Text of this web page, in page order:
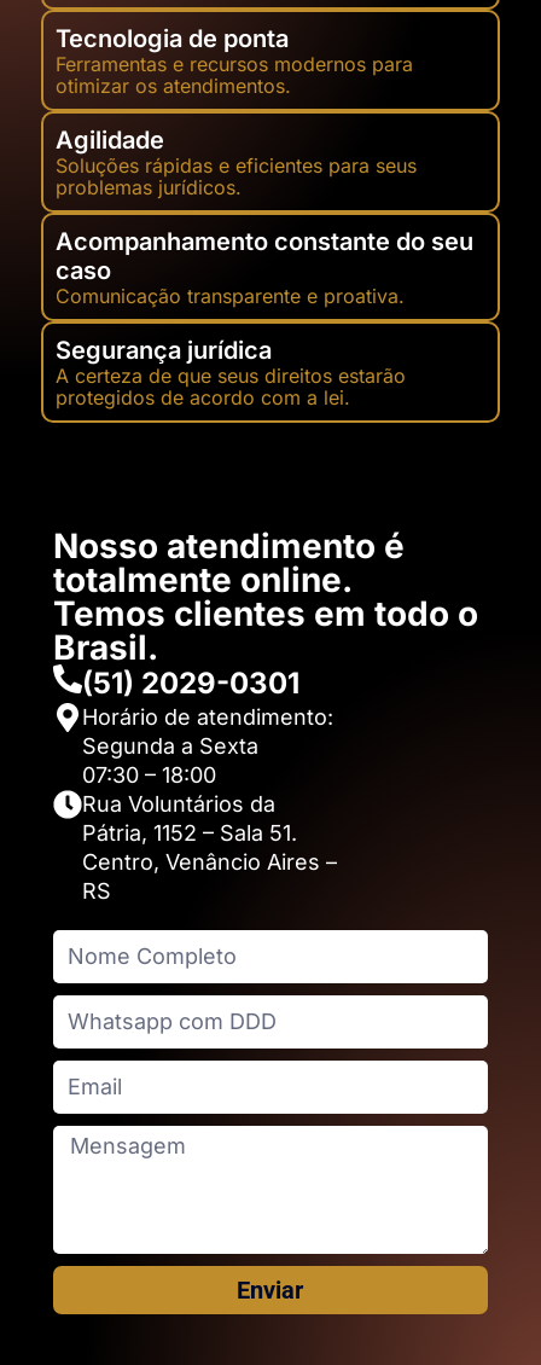
Tecnologia de ponta
Ferramentas e recursos modernos para
otimizar os atendimentos.
Agilidade
Soluções rápidas e eficientes para seus
problemas jurídicos.
Acompanhamento constante do seu
caso
Comunicação transparente e proativa.
Segurança jurídica
A certeza de que seus direitos estarão
protegidos de acordo com a lei.
Enviar
Nosso atendimento é
totalmente online.
Temos clientes em todo o
Brasil.​
(51) 2029-0301
Horário de atendimento:
Segunda a Sexta
07:30 – 18:00
Rua Voluntários da
Pátria, 1152 – Sala 51.
Centro, Venâncio Aires –
RS